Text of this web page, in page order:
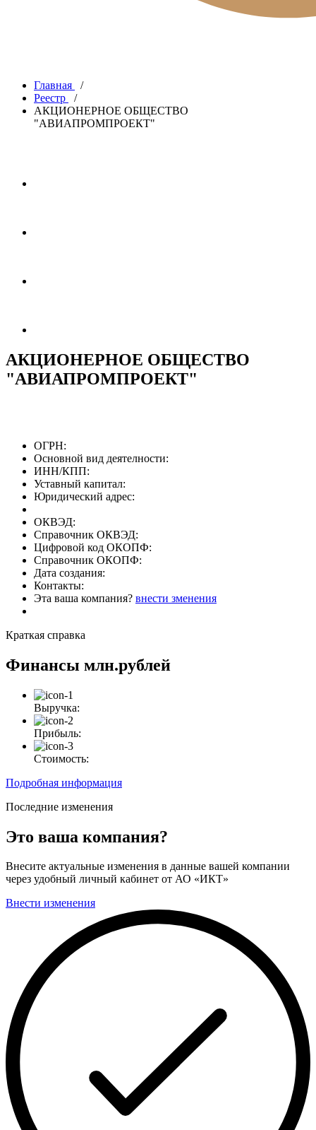
Главная
/
Реестр
/
АКЦИОНЕРНОЕ ОБЩЕСТВО
"АВИАПРОМПРОЕКТ"
АКЦИОНЕРНОЕ ОБЩЕСТВО
"АВИАПРОМПРОЕКТ"
ОГРН:
Основной вид деятелности:
ИНН/КПП:
Уставный капитал:
Юридический адрес:
ОКВЭД:
Справочник ОКВЭД:
Цифровой код ОКОПФ:
Справочник ОКОПФ:
Дата создания:
Контакты:
Эта ваша компания? внести зменения
Краткая справка
Финансы млн.рублей
Выручка:
Прибыль:
Стоимость:
Подробная информация
Последние изменения
Это ваша компания?
Внесите актуальные изменения в данные вашей компании
через удобный личный кабинет от АО «ИКТ»
Внести изменения